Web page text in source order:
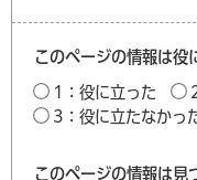
このページの情報は役
1：役に立った
3：役に立たなかっ
このページの情報は見